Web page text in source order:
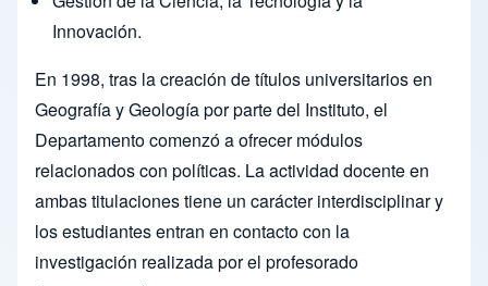
Innovación.
En 1998, tras la creación de títulos universitarios en
Geografía y Geología por parte del Instituto, el
Departamento comenzó a ofrecer módulos
relacionados con políticas. La actividad docente en
ambas titulaciones tiene un carácter interdisciplinar y
los estudiantes entran en contacto con la
investigación realizada por el profesorado